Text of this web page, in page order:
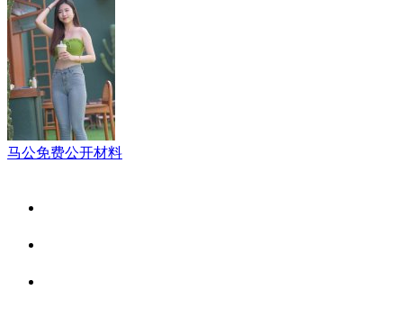
马公免费公开材料